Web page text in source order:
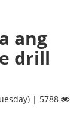
ang
drill
| 5788